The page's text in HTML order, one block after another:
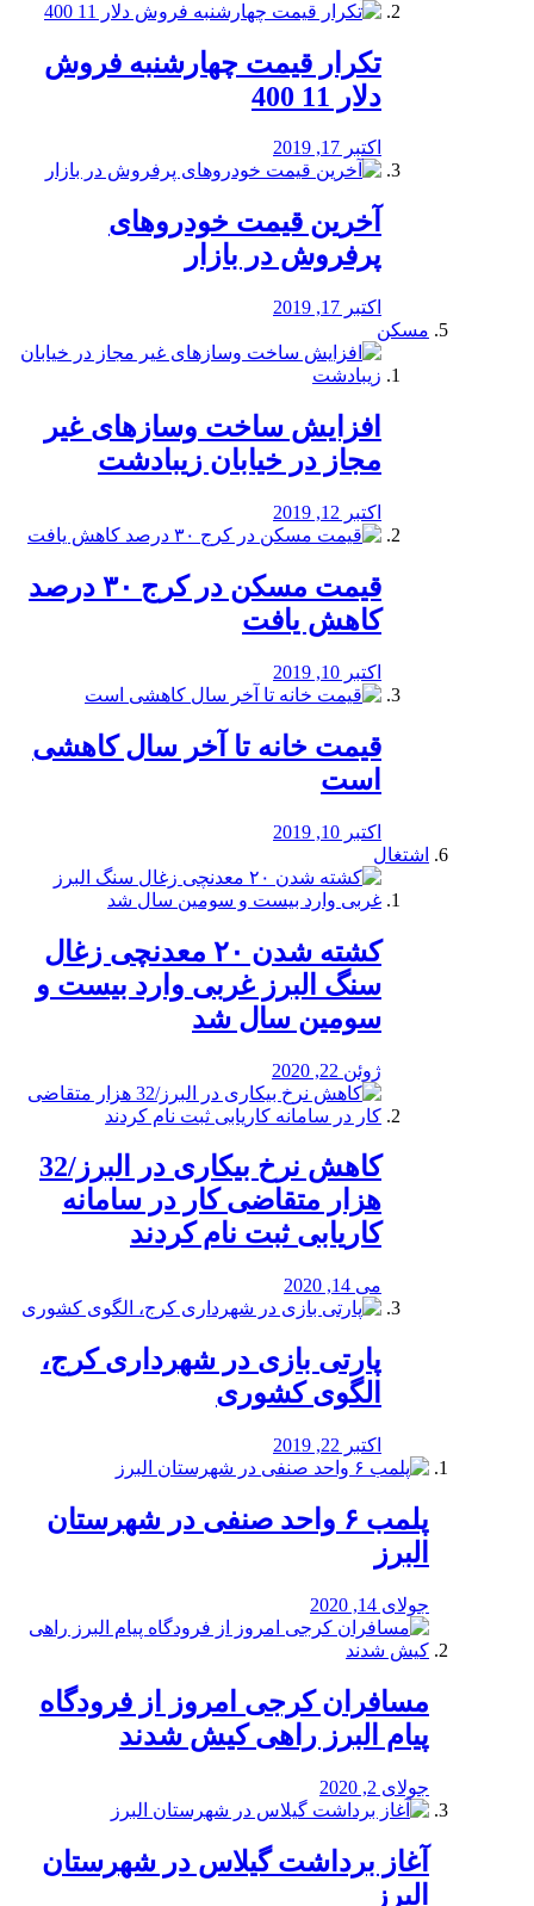
تکرار قیمت چهارشنبه فروش
دلار 11 400
اکتبر 17, 2019
آخرین قیمت خودرو‌های
پرفروش در بازار
اکتبر 17, 2019
مسکن
افزایش ساخت وسازهای غیر
مجاز در خیابان زیبادشت
اکتبر 12, 2019
️قیمت مسکن در کرج ۳۰ درصد
کاهش یافت
اکتبر 10, 2019
قیمت خانه تا آخر سال کاهشی
است
اکتبر 10, 2019
اشتغال
کشته شدن ۲۰ معدنچی زغال
سنگ البرز غربی وارد بیست و
سومین سال شد
ژوئن 22, 2020
کاهش نرخ بیکاری در البرز/32
هزار متقاضی کار در سامانه
کاریابی ثبت نام کردند
می 14, 2020
پارتی بازی در شهرداری کرج،
الگوی کشوری
اکتبر 22, 2019
پلمب ۶ واحد صنفی در شهرستان
البرز
جولای 14, 2020
مسافران کرجی امروز از فرودگاه
پیام البرز راهی کیش شدند
جولای 2, 2020
آغاز برداشت گیلاس در شهرستان
البرز